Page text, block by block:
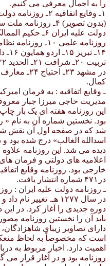
را به اجمال معرفی می کنیم.
کمال.
مدیریت حاجی میرزا جبار
بود. نخستین شماره آن به نام «
شد که در صفحه اول آن نقش
اسدالله الغالب» درج شده
دیده می شد. این روزنامه
اعلامیه های دولتی و فرمان
در۴۷۱ شماره انتشار یافت.
در سال ۱۲۷۷ هـ. تغییر
دوره جدیدی را آغاز کرد. در
دارای تصاویر زیبای
است که مخصوصاً به لحاظ
اهمیت دارد. اخبار مربوط به
روزنامه بود و در آغاز قرار می